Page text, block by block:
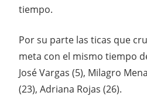
tiempo.
Por su parte las ticas que
meta con el mismo tiempo
José Vargas (5), Milagro
(23), Adriana Rojas (26).